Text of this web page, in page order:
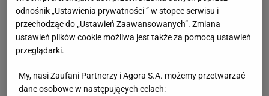
odnośnik „Ustawienia prywatności ” w stopce serwisu i
przechodząc do „Ustawień Zaawansowanych”. Zmiana
ustawień plików cookie możliwa jest także za pomocą ustawień
przeglądarki.
My, nasi Zaufani Partnerzy i Agora S.A. możemy przetwarzać
dane osobowe w następujących celach: